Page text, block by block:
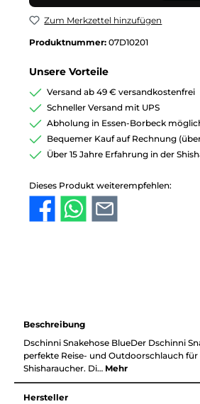
Zum Merkzettel hinzufügen
Produktnummer: 07D10201
Unsere Vorteile
Versand ab 49 € versandkostenfrei
Schneller Versand mit UPS
Abholung in Essen-Borbeck
Bequemer Kauf auf Rechnung
Über 15 Jahre Erfahrung in der
Dieses Produkt weiterempfehlen:
Beschreibung
Dschinni Snakehose BlueDer Dschinni
perfekte Reise- und Outdoorschlauch
Shisharaucher. Di… Mehr
Hersteller